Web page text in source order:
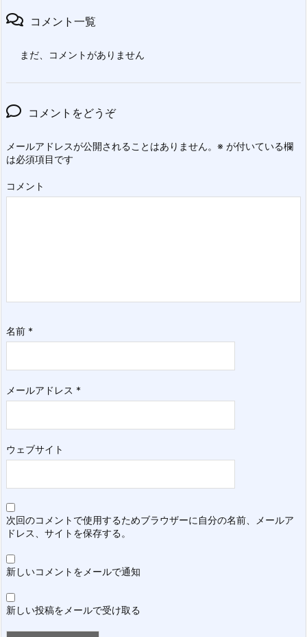
コメント一覧
まだ、コメントがありません
コメントをどうぞ
メールアドレスが公開されることはありません。 ※ が付いている欄
は必須項目です
コメント
名前 *
メールアドレス *
ウェブサイト
次回のコメントで使用するためブラウザーに自分の名前、メールア
ドレス、サイトを保存する。
新しいコメントをメールで通知
新しい投稿をメールで受け取る